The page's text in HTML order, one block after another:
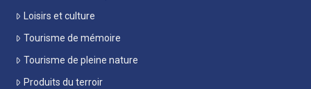
Loisirs et culture
Tourisme de mémoire
Tourisme de pleine nature
Produits du terroir